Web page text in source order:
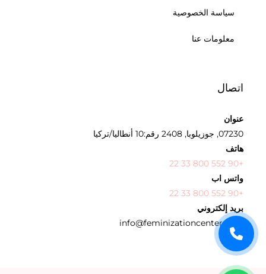
سياسة الخصوصية
معلومات عنا
اتصال
عنوان
07230, جوزيلوبا, 2408 رقم:10 أنطاليا/تركيا
هاتف
+90 552 800 33 22
واتس اب
+90 552 800 33 22
بريد إلكتروني
info@feminizationcenter.com